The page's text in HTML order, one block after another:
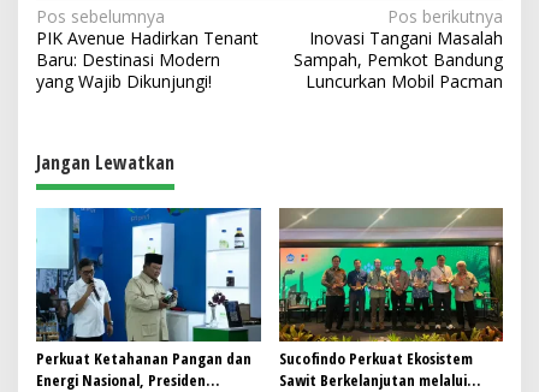
N
a
v
g
a
i
p
o
s
Pos sebelumnya
PIK Avenue Hadirkan Tenant
Baru: Destinasi Modern
yang Wajib Dikunjungi!
Pos berikutnya
Inovasi Tangani Masalah
Sampah, Pemkot Bandung
Luncurkan Mobil Pacman
Jangan Lewatkan
Perkuat Ketahanan Pangan dan
Energi Nasional, Presiden
Sucofindo Perkuat Ekosistem
Sawit Berkelanjutan melalui